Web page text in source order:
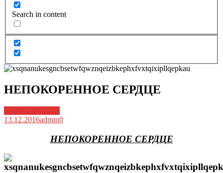
Search in content
НЕПОКОРЕННОЕ СЕРДЦЕ
13.12.2016admin0
НЕПОКОРЕННОЕ СЕРДЦЕ